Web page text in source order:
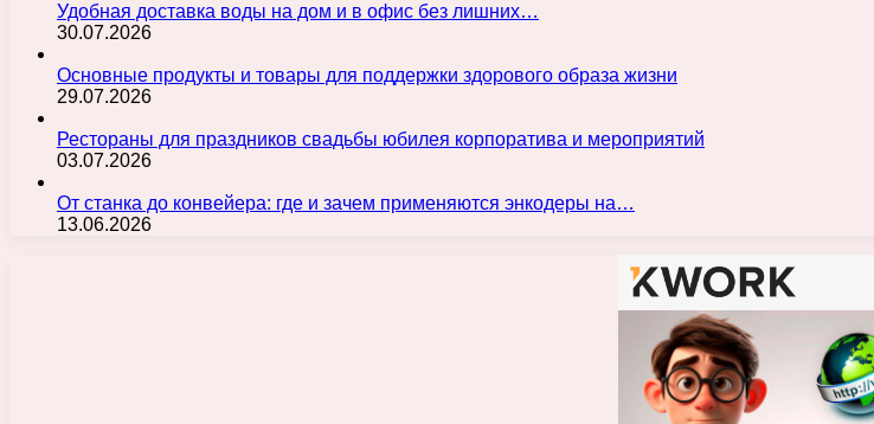
Удобная доставка воды на дом и в офис без лишних…
30.07.2026
Основные продукты и товары для поддержки здорового образа жизни
29.07.2026
Рестораны для праздников свадьбы юбилея корпоратива и мероприятий
03.07.2026
От станка до конвейера: где и зачем применяются энкодеры на…
13.06.2026